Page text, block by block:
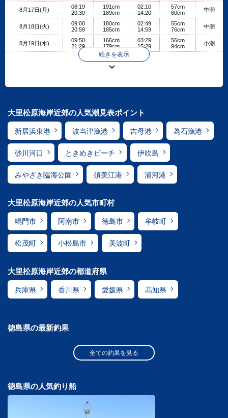
8月17日(月)
08:19
20:30
191cm
189cm
02:10
14:20
57cm
60cm
中潮
8月18日(火)
09:00
20:59
180cm
185cm
02:49
14:59
55cm
76cm
中潮
8月19日(水)
09:50
21:29
166cm
179cm
03:29
15:29
56cm
94cm
小潮
続きを表示
大里松原海岸近郊の人気潮見表ポイント
新居浜東港 波当津漁港 吉母港 為石漁港
砂川河口 ときめきビーチ 伊吹島
みやざき臨海公園 須美江港 浦河港
大里松原海岸近郊の人気市町村
鳴門市 阿南市 徳島市 牟岐町
松茂町 小松島市 美波町
大里松原海岸近郊の都道府県
兵庫県 香川県 愛媛県 高知県
徳島県の最新釣果
全ての釣果を見る
徳島県の人気釣り船